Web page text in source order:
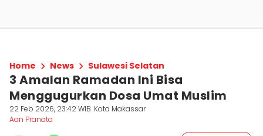
Home News Sulawesi Selatan
3 Amalan Ramadan Ini Bisa
Menggugurkan Dosa Umat Muslim
22 Feb 2026, 23:42 WIB Kota Makassar
Aan Pranata